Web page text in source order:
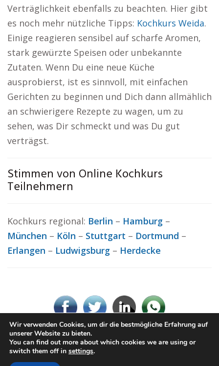
Verträglichkeit ebenfalls zu beachten. Hier gibt
es noch mehr nützliche Tipps: Kochkurs Weida.
Einige reagieren sensibel auf scharfe Aromen,
stark gewürzte Speisen oder unbekannte
Zutaten. Wenn Du eine neue Küche
ausprobierst, ist es sinnvoll, mit einfachen
Gerichten zu beginnen und Dich dann allmählich
an schwierigere Rezepte zu wagen, um zu
sehen, was Dir schmeckt und was Du gut
verträgst.
Stimmen von Online Kochkurs
Teilnehmern
Kochkurs regional: Berlin – Hamburg –
München – Köln – Stuttgart – Dortmund –
Erlangen – Ludwigsburg – Herdecke
© Kochkurs.rocks
Wir verwenden Cookies, um dir die bestmögliche Erfahrung auf
unserer Website zu bieten.
You can find out more about which cookies we are using or
switch them off in settings.